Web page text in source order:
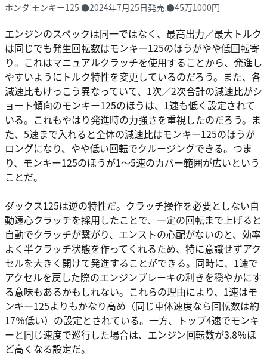
ホンダ モンキー125 ●2024年7月25日発売 ●45万1000円
エンジンのスペックは同一ではなく、最高出力／最大トルク
は同じでも発生回転数はモンキー125のほうがやや低回転寄
り。これはマニュアルクラッチを使用することから、発進し
やすいようにトルク特性を変更しているのだろう。また、各
減速比もけっこう異なっていて、1次／2次合計の減速比がシ
ョート傾向のモンキー125のほうは、1速も低く設定されて
いる。これもやはり発進時の力強さを重視したのだろう。ま
た、5速まで入れると全体の減速比はモンキー125のほうが
ロングになり、やや低い回転でクルージングできる。つま
り、モンキー125のほうが1～5速のカバー範囲が広いという
ことだ。
ダックス125は逆の特性だ。クラッチ操作を必要としない自
動遠心クラッチを採用したことで、一定の回転まで上げると
自動でクラッチが繋がり、エンストの心配がないのと、効率
よく半クラッチ状態を作ってくれるため、特に意識せずアク
セルを大きく開けて発進することができる。同時に、1速で
アクセルを戻した際のエンジンブレーキの利きを穏やかにす
る意味もあるかもしれない。これらの理由により、1速はモ
ンキー125よりもかなり高め（同じ車体速度なら回転数は約
17％低い）の設定とされている。一方、トップ4速でモンキ
ーと同じ速度で巡行した場合は、エンジン回転数が3.8％ほ
ど高くなる設定だ。